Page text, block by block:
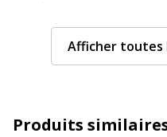
Cartouches de marque
Afficher toutes
Produits